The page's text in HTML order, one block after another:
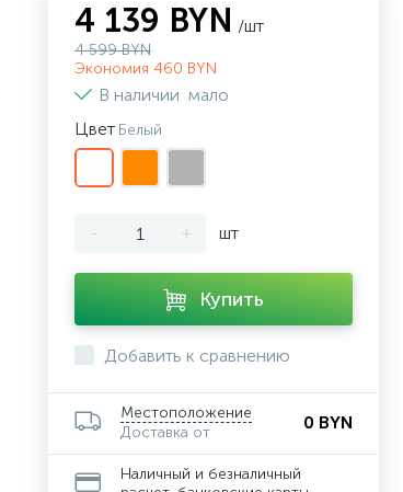
4 139 BYN /шт
4 599 BYN
Экономия 460 BYN
В наличии мало
Цвет Белый
- + шт
Купить
Добавить к сравнению
Местоположение
Доставка от
0 BYN
Наличный и безналичный